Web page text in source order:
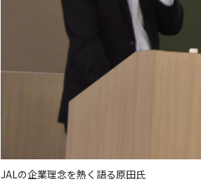
JALの企業理念を熱く語る原田氏